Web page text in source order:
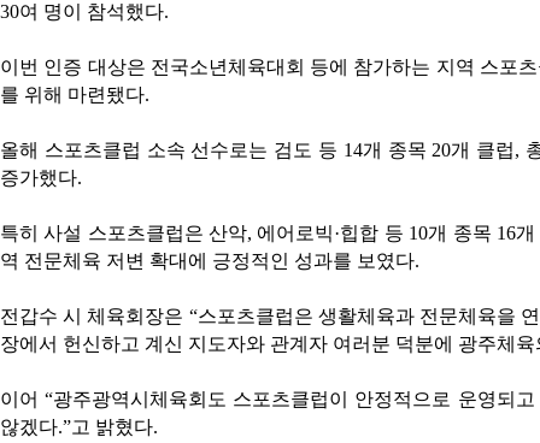
30여 명이 참석했다.
이번 인증 대상은 전국소년체육대회 등에 참가하는 지역 스포
를 위해 마련됐다.
올해 스포츠클럽 소속 선수로는 검도 등 14개 종목 20개 클럽,
증가했다.
특히 사설 스포츠클럽은 산악, 에어로빅·힙합 등 10개 종목 16
역 전문체육 저변 확대에 긍정적인 성과를 보였다.
전갑수 시 체육회장은 “스포츠클럽은 생활체육과 전문체육을
장에서 헌신하고 계신 지도자와 관계자 여러분 덕분에 광주체
이어 “광주광역시체육회도 스포츠클럽이 안정적으로 운영되
않겠다.”고 밝혔다.